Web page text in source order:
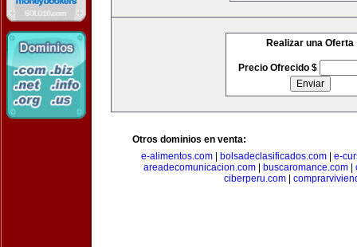
Realizar una Oferta
Precio Ofrecido $
Otros dominios en venta:
e-alimentos.com| bolsadeclasificados.com| e-
areadecomunicacion.com| buscaromance.com|
ciberperu.com